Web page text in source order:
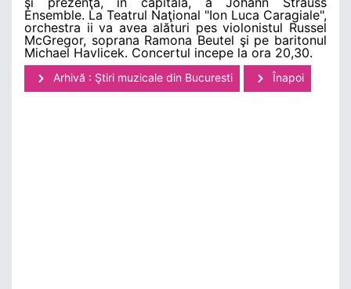
Ensemble. La Teatrul Naţional "Ion Luca Caragiale",
orchestra ii va avea alături pes violonistul Russel
McGregor, soprana Ramona Beutel şi pe baritonul
Michael Havlicek. Concertul incepe la ora 20,30.
Arhivă : Ştiri muzicale din Bucuresti Înapoi